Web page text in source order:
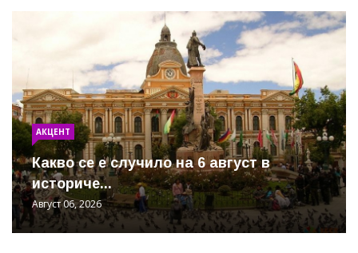
АКЦЕНТ
Какво се е случило на 6 август в
историче...
Август 06, 2026